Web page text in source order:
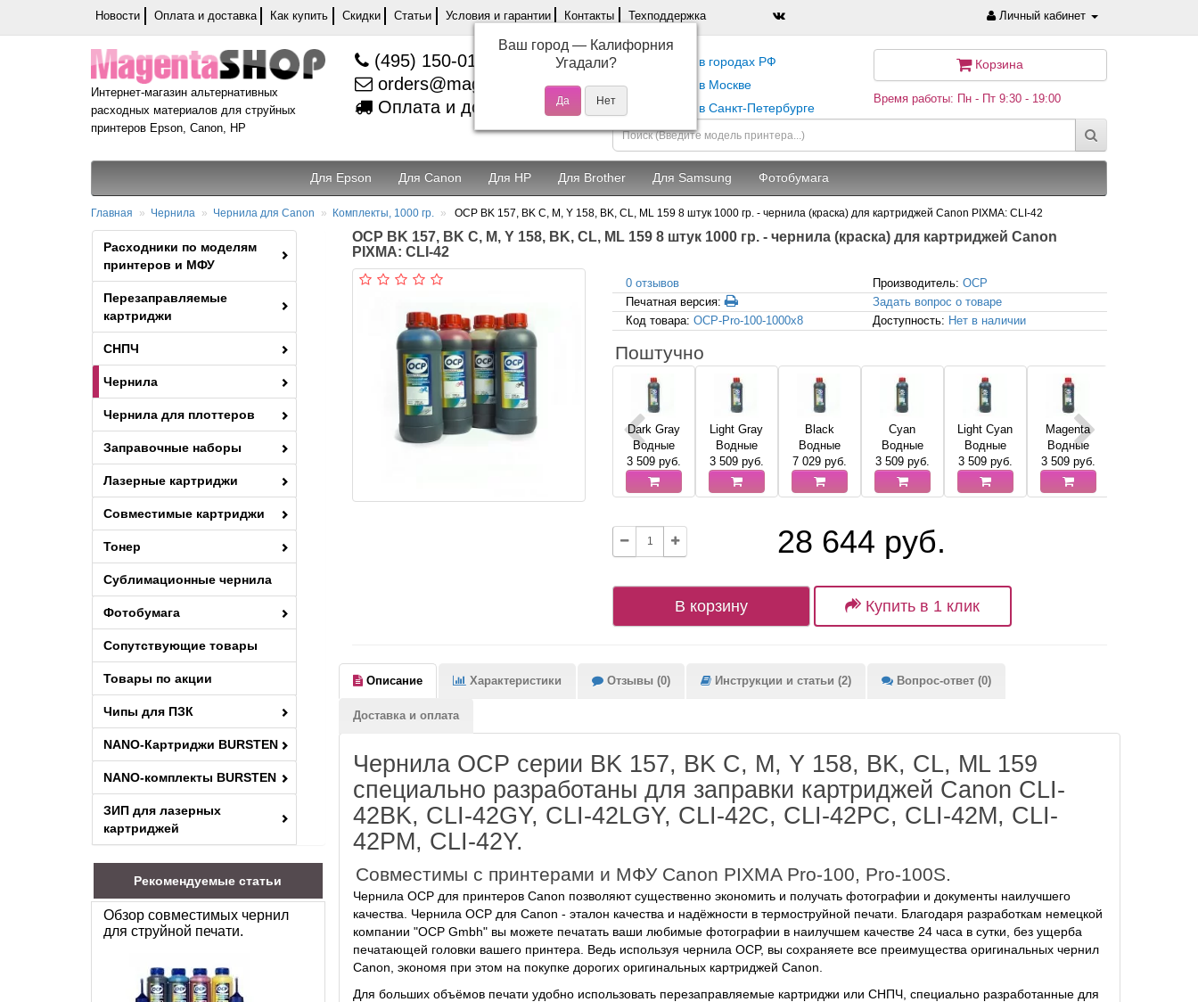
Новости Оплата и доставка Как купить Скидки Статьи Условия и гарантии Контакты Техподдержка Личный кабинет
Интернет-магазин альтернативных
расходных материалов для струйных
принтеров Epson, Canon, HP
(495) 150-01-37
orders@magentashop.ru
Оплата и доставка
Самовывоз в городах РФ
Самовывоз в Москве
Самовывоз в Санкт-Петербурге
Корзина
Время работы: Пн - Пт 9:30 - 19:00
Для Epson Для Canon Для HP Для Brother Для Samsung Фотобумага
Главная Чернила Чернила для Canon Комплекты, 1000 гр. OCP BK 157, BK C, M, Y 158, BK, CL, ML 159 8 штук 1000 гр. - чернила (краска) для картриджей Canon PIXMA: CLI-42
Расходники по моделям
принтеров и МФУ
Перезаправляемые
картриджи
СНПЧ
Чернила
Чернила для плоттеров
Заправочные наборы
Лазерные картриджи
Совместимые картриджи
Тонер
Сублимационные чернила
Фотобумага
Сопутствующие товары
Товары по акции
Чипы для ПЗК
NANO-Картриджи BURSTEN
NANO-комплекты BURSTEN
ЗИП для лазерных
картриджей
Рекомендуемые статьи
Обзор совместимых чернил
для струйной печати.
OCP BK 157, BK C, M, Y 158, BK, CL, ML 159 8 штук 1000 гр. - чернила (краска) для картриджей Canon
PIXMA: CLI-42
0 отзывов Производитель:OCP
Печатная версия:
Задать вопрос о товаре
Код товара: OCP-Pro-100-1000x8 Доступность: Нет в наличии
Поштучно
Dark Gray
Водные
3 509руб.
Light Gray
Водные
3 509руб.
Black
Водные
7 029руб.
Cyan
Водные
3 509руб.
Light Cyan
Водные
3 509руб.
Magenta
Водные
3 509руб.
28 644 руб.
В корзину Купить в 1 клик
Описание Характеристики Отзывы (0) Инструкции и статьи (2) Вопрос-ответ (0)
Доставка и оплата
Чернила OCP серии BK 157, BK C, M, Y 158, BK, CL, ML 159
специально разработаны для заправки картриджей Canon CLI-
42BK, CLI-42GY, CLI-42LGY, CLI-42C, CLI-42PC, CLI-42M, CLI-
42PM, CLI-42Y.
Совместимы c принтерами и МФУ Canon PIXMA Pro-100, Pro-100S.
Чернила OCP для принтеров Canon позволяют существенно экономить и получать фотографии и документы наилучшего
качества. Чернила OCP для Canon - эталон качества и надёжности в термоструйной печати. Благодаря разработкам немецкой
компании "OCP Gmbh" вы можете печатать ваши любимые фотографии в наилучшем качестве 24 часа в сутки, без ущерба
печатающей головки вашего принтера. Ведь используя чернила OCP, вы сохраняете все преимущества оригинальных чернил
Canon, экономя при этом на покупке дорогих оригинальных картриджей Canon.
Для больших объёмов печати удобно использовать перезаправляемые картриджи или СНПЧ, специально разработанные для
Ваш город — Калифорния
Угадали?